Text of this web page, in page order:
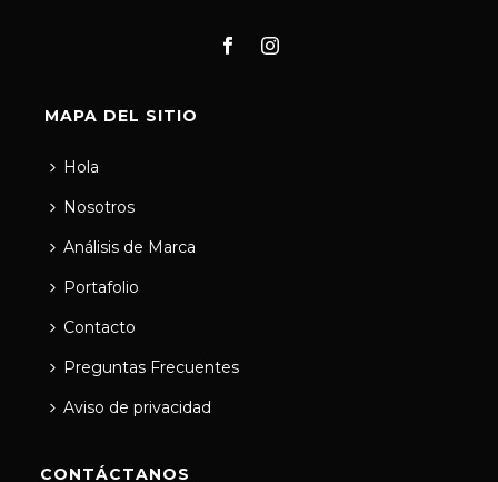
MAPA DEL SITIO
Hola
Nosotros
Análisis de Marca
Portafolio
Contacto
Preguntas Frecuentes
Aviso de privacidad
CONTÁCTANOS